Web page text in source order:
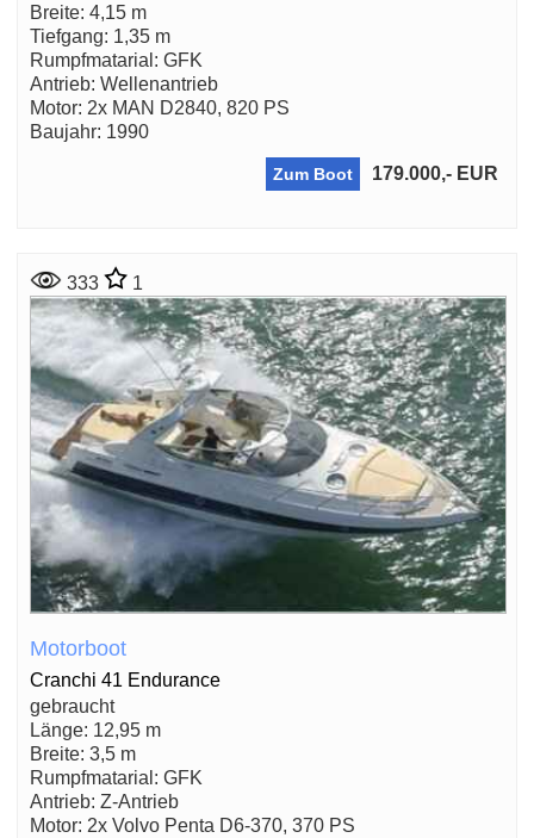
Breite: 4,15 m
Tiefgang: 1,35 m
Rumpfmatarial: GFK
Antrieb: Wellenantrieb
Motor: 2x MAN D2840, 820 PS
Baujahr: 1990
Zum Boot 179.000,- EUR
333 1
Motorboot
Cranchi 41 Endurance
gebraucht
Länge: 12,95 m
Breite: 3,5 m
Rumpfmatarial: GFK
Antrieb: Z-Antrieb
Motor: 2x Volvo Penta D6-370, 370 PS